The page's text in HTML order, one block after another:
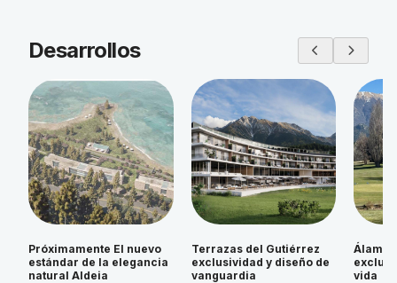
Explore our properties
Desarrollos
Próximamente El nuevo
estándar de la elegancia
natural Aldeia
Terrazas del Gutiérrez
exclusividad y diseño de
vanguardia
vida